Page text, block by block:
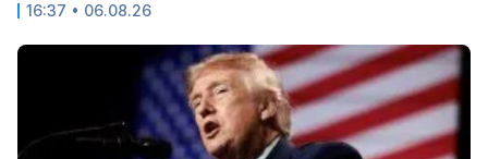
16:37 • 06.08.26